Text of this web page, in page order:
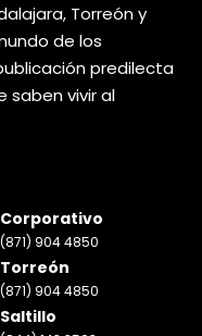
Torreón y
de los
predilecta
saben vivir al
Corporativo
(871) 904 4850
Torreón
(871) 904 4850
Saltillo